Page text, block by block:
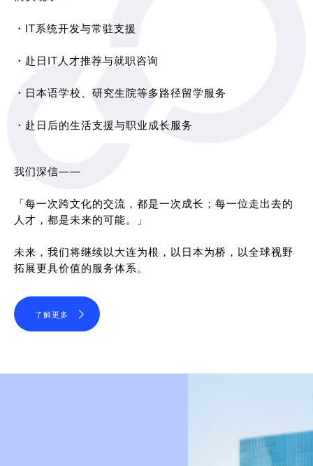
・IT系统开发与常驻支援
・赴日IT人才推荐与就职咨询
・日本语学校、研究生院等多路径留学服务
・赴日后的生活支援与职业成长服务
我们深信——
「每一次跨文化的交流，都是一次成长；每一位走出去的
人才，都是未来的可能。」
未来，我们将继续以大连为根，以日本为桥，以全球视野
拓展更具价值的服务体系。
了解更多